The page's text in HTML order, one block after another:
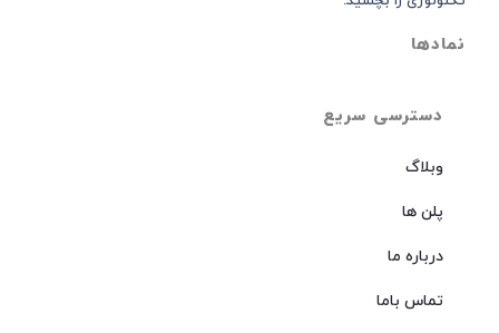
دسترسی سریع
وبلاگ
پلن ها
درباره ما
تماس باما
نمادها